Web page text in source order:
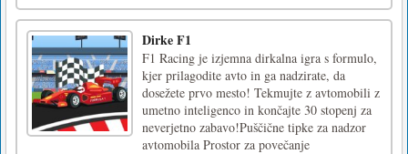
Dirke F1
F1 Racing je izjemna dirkalna igra s formulo,
kjer prilagodite avto in ga nadzirate, da
dosežete prvo mesto! Tekmujte z avtomobili z
umetno inteligenco in končajte 30 stopenj za
neverjetno zabavo!Puščične tipke za nadzor
avtomobila Prostor za povečanje